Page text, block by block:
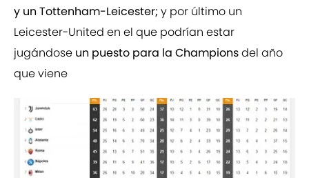
y un Tottenham-Leicester; y por último un
Leicester-United en el que podrían estar
jugándose un puesto para la Championsdel año
que viene